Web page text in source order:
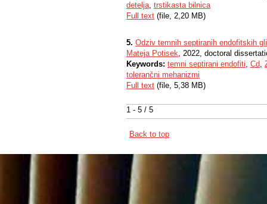
1 - 5 / 5
detelja, trstikasta bilnica
Full text (file, 2,20 MB)
5. Odziv temnih septiranih endofitskih
Mateja Potisek, 2022, doctoral
Keywords: temni septirani endofiti, Cd,
tolerančni mehanizmi
Full text (file, 5,38 MB)
Back to top